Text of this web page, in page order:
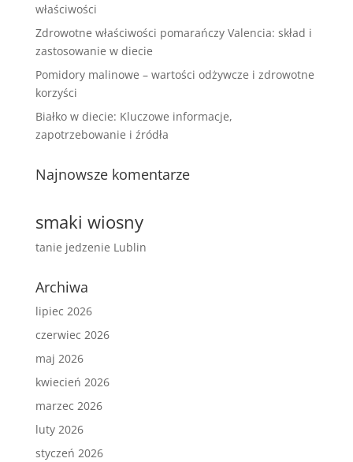
właściwości
Zdrowotne właściwości pomarańczy Valencia: skład i
zastosowanie w diecie
Pomidory malinowe – wartości odżywcze i zdrowotne
korzyści
Białko w diecie: Kluczowe informacje,
zapotrzebowanie i źródła
Najnowsze komentarze
smaki wiosny
tanie jedzenie Lublin
Archiwa
lipiec 2026
czerwiec 2026
maj 2026
kwiecień 2026
marzec 2026
luty 2026
styczeń 2026